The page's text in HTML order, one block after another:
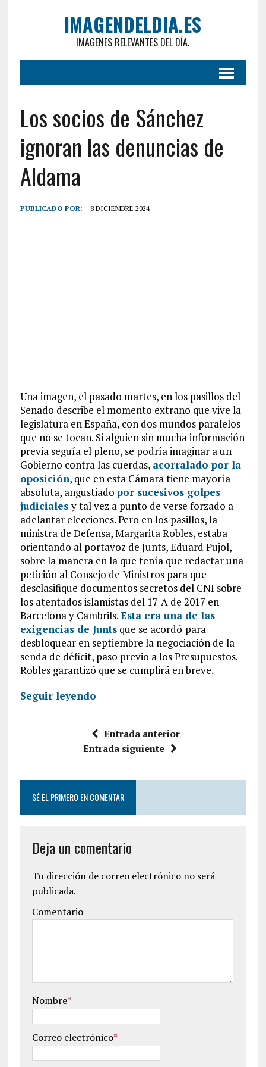
IMAGENDELDIA.ES
IMAGENES RELEVANTES DEL DÍA.
Los socios de Sánchez
ignoran las denuncias de
Aldama
PUBLICADO POR: 8 DICIEMBRE 2024
Una imagen, el pasado martes, en los pasillos del
Senado describe el momento extraño que vive la
legislatura en España, con dos mundos paralelos
que no se tocan. Si alguien sin mucha información
previa seguía el pleno, se podría imaginar a un
Gobierno contra las cuerdas, acorralado por la
oposición, que en esta Cámara tiene mayoría
absoluta, angustiado por sucesivos golpes
judicialesy tal vez a punto de verse forzado a
adelantar elecciones. Pero en los pasillos, la
ministra de Defensa, Margarita Robles, estaba
orientando al portavoz de Junts, Eduard Pujol,
sobre la manera en la que tenía que redactar una
petición al Consejo de Ministros para que
desclasifique documentos secretos del CNI sobre
los atentados islamistas del 17-A de 2017 en
Barcelona y Cambrils.Esta era una de las
exigencias de Juntsque se acordó para
desbloquear en septiembre la negociación de la
senda de déficit, paso previo a los Presupuestos.
Robles garantizó que se cumplirá en breve.
Seguir leyendo
Entrada anterior
Entrada siguiente
SÉ EL PRIMERO EN COMENTAR
Deja un comentario
Tu dirección de correo electrónico no será
publicada.
Comentario
Nombre*
Correo electrónico*